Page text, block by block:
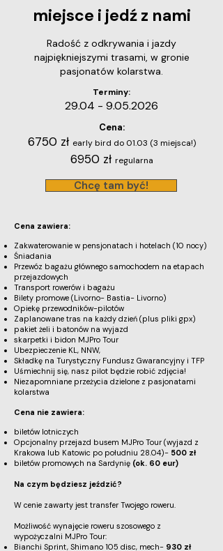
miejsce i jedź z nami
Radość z odkrywania i jazdy
najpiękniejszymi trasami, w gronie
pasjonatów kolarstwa.
Terminy:
29.04 - 9.05.2026
Cena:
6750 zł early bird do 01.03 (3 miejsca!)
6950 zł regularna
Chcę tam być!
Cena zawiera:
Zakwaterowanie w pensjonatach i hotelach (10 nocy)
Śniadania
Przewóz bagażu głównego samochodem na etapach
przejazdowych
Transport rowerów i bagażu
Bilety promowe (Livorno- Bastia- Livorno)
Opiekę przewodników-pilotów
Zaplanowane tras na każdy dzień (plus pliki gpx)
pakiet żeli i batonów na wyjazd
skarpetki i bidon MJPro Tour
Ubezpieczenie KL, NNW,
Składkę na Turystyczny Fundusz Gwarancyjny i TFP
Uśmiechnij się, nasz pilot będzie robić zdjęcia!
Niezapomniane przeżycia dzielone z pasjonatami
kolarstwa
Cena nie zawiera:
biletów lotniczych
Opcjonalny przejazd busem MJPro Tour (wyjazd z
Krakowa lub Katowic po południu 28.04)- 500 zł
biletów promowych na Sardynię (ok. 60 eur)
Na czym będziesz jeździć?
W cenie zawarty jest transfer Twojego roweru.
Możliwość wynajęcie roweru szosowego z
wypożyczalni MJPro Tour:
Bianchi Sprint, Shimano 105 disc, mech- 930 zł